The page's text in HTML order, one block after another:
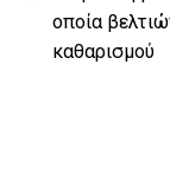
οποία
καθαρισμού